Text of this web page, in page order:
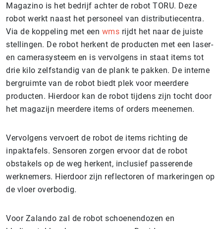
Magazino is het bedrijf achter de robot TORU. Deze
robot werkt naast het personeel van distributiecentra.
Via de koppeling met een wms rijdt het naar de juiste
stellingen. De robot herkent de producten met een laser-
en camerasysteem en is vervolgens in staat items tot
drie kilo zelfstandig van de plank te pakken. De interne
bergruimte van de robot biedt plek voor meerdere
producten. Hierdoor kan de robot tijdens zijn tocht door
het magazijn meerdere items of orders meenemen.
Vervolgens vervoert de robot de items richting de
inpaktafels. Sensoren zorgen ervoor dat de robot
obstakels op de weg herkent, inclusief passerende
werknemers. Hierdoor zijn reflectoren of markeringen op
de vloer overbodig.
Voor Zalando zal de robot schoenendozen en